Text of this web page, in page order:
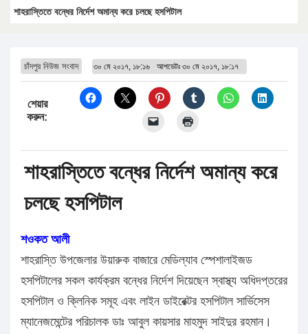
শাহরাস্তিতে বন্ধের নির্দেশ অমান্য করে চলছে হসপিটাল
চাঁদপুর নিউজ সংবাদ ৩০ মে ২০১৭, ১৮:১৬ আপডেটঃ ৩০ মে ২০১৭, ১৮:১৭
শেয়ার
করুন:
শাহরাস্তিতে বন্ধের নির্দেশ অমান্য করে
চলছে হসপিটাল
শওকত আলী
শাহরাস্তি উপজেলার উয়ারুক বাজারে মেডিল্যাব স্পেশালাইজড
হসপিটালের সকল কার্যক্রম বন্ধের নির্দেশ দিয়েছেন স্বাস্থ্য অধিদপ্তরের
হসপিটাল ও ক্লিনিক সমূহ এবং লাইন ডাইরেক্টর হসপিটাল সার্ভিসেস
ম্যানেজমেন্টের পরিচালক ডাঃ আবুল কায়সার মাহমুদ সাইদুর রহমান।